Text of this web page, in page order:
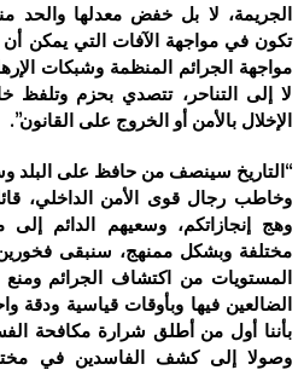
الجريمة، لا بل خفض معدلها والحد
تكون في مواجهة الآفات التي يمكن
مواجهة الجرائم المنظمة وشبكات
لا إلى التناحر، تتصدي بحزم
الإخلال بالأمن أو الخروج على القانون”.
“التاريخ سينصف من حافظ على البلد
وخاطب رجال قوى الأمن الداخلي،
وهج إنجازاتكم، وسعيهم الدائم
مختلفة وبشكل ممنهج، سنبقى
المستويات من اكتشاف الجرائم
الضالعين فيها وبأوقات قياسية ودقة
بأننا أول من أطلق شرارة مكافحة
وصولا إلى كشف الفاسدين في